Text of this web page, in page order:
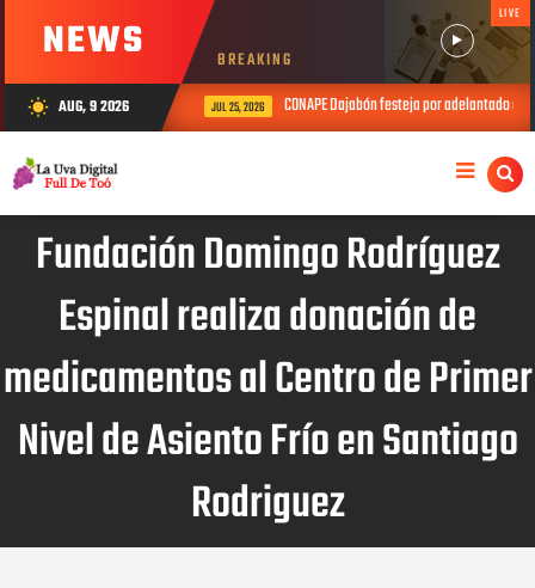
NEWS BREAKING
LIVE
wb_sunny AUG, 9 2026 JUL 25, 2026 CONAPE Dajabón festeja por adelantado el
Fundación Domingo Rodríguez
Espinal realiza donación de
medicamentos al Centro de Primer
Nivel de Asiento Frío en Santiago
Rodriguez